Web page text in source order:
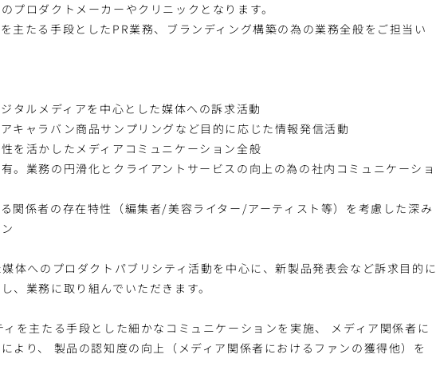
プロダクトメーカーやクリニックとなります。
主たる手段としたPR業務、ブランディング構築の為の業務全般をご担当い
タルメディアを中心とした媒体への訴求活動
キャラバン商品サンプリングなど目的に応じた情報発信活動
を活かしたメディアコミュニケーション全般
。業務の円滑化とクライアントサービスの向上の為の社内コミュニケーショ
関係者の存在特性（編集者/美容ライター/アーティスト等）を考慮した深み
体へのプロダクトパブリシティ活動を中心に、新製品発表会など訴求目的に
、業務に取り組んでいただきます。
を主たる手段とした細かなコミュニケーションを実施、 メディア関係者に
より、 製品の認知度の向上（メディア関係者におけるファンの獲得他）を